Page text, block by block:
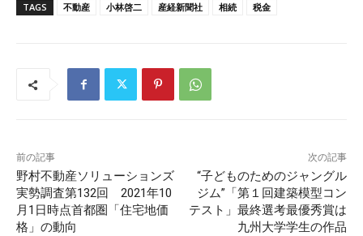
TAGS 不動産 小林啓二 産経新聞社 相続 税金
前の記事
野村不動産ソリューションズ
実勢調査第132回 2021年10
月1日時点首都圏「住宅地価
格」の動向
次の記事
“子どものためのジャングル
ジム”「第１回建築模型コン
テスト」最終選考最優秀賞は
九州大学学生の作品